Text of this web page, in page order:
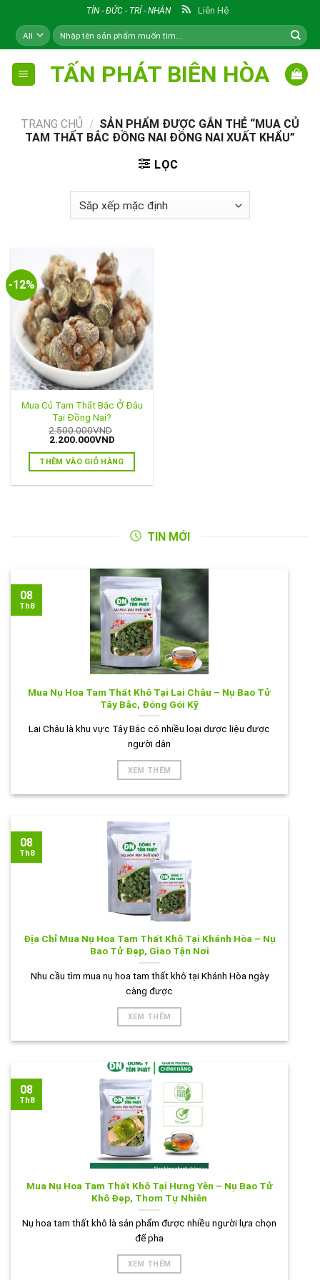
content
TÍN - ĐỨC - TRÍ - NHÂN Liên Hệ
Tìm
kiếm:
TẤN PHÁT BIÊN HÒA
TRANG CHỦ / SẢN PHẨM ĐƯỢC GẮN THẺ “MUA CỦ
TAM THẤT BẮC ĐỒNG NAI ĐỒNG NAI XUẤT KHẨU”
LỌC
-12%
Mua Củ Tam Thất Bắc Ở Đâu
Tại Đồng Nai?
2.500.000VND
Giá
là:
2.500.000VND.
2.200.000VNDGiá
tại
là:
THÊM VÀO GIỎ HÀNG
TIN MỚI
Mua Nụ Hoa Tam Thất Khô Tại Lai Châu – Nụ Bao Tử
Tây Bắc, Đóng Gói Kỹ
Lai Châu là khu vực Tây Bắc có nhiều loại dược liệu được
người dân
XEM THÊM
08
Th8
Địa Chỉ Mua Nụ Hoa Tam Thất Khô Tại Khánh Hòa – Nụ
Bao Tử Đẹp, Giao Tận Nơi
Nhu cầu tìm mua nụ hoa tam thất khô tại Khánh Hòa ngày
càng được
XEM THÊM
08
Th8
Mua Nụ Hoa Tam Thất Khô Tại Hưng Yên – Nụ Bao Tử
Khô Đẹp, Thơm Tự Nhiên
Nụ hoa tam thất khô là sản phẩm được nhiều người lựa chọn
để pha
XEM THÊM
08
Th8